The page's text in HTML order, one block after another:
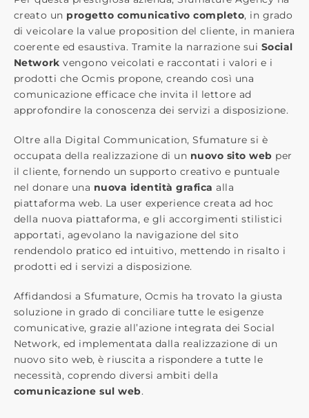
creato un progetto comunicativo completo, in grado
di veicolare la value proposition del cliente, in maniera
coerente ed esaustiva. Tramite la narrazione sui Social
Network vengono veicolati e raccontati i valori e i
prodotti che Ocmis propone, creando così una
comunicazione efficace che invita il lettore ad
approfondire la conoscenza dei servizi a disposizione.
Oltre alla Digital Communication, Sfumature si è
occupata della realizzazione di un nuovo sito web per
il cliente, fornendo un supporto creativo e puntuale
nel donare una nuova identità grafica alla
piattaforma web. La user experience creata ad hoc
della nuova piattaforma, e gli accorgimenti stilistici
apportati, agevolano la navigazione del sito
rendendolo pratico ed intuitivo, mettendo in risalto i
prodotti ed i servizi a disposizione.
Affidandosi a Sfumature, Ocmis ha trovato la giusta
soluzione in grado di conciliare tutte le esigenze
comunicative, grazie all’azione integrata dei Social
Network, ed implementata dalla realizzazione di un
nuovo sito web, è riuscita a rispondere a tutte le
necessità, coprendo diversi ambiti della
comunicazione sul web.